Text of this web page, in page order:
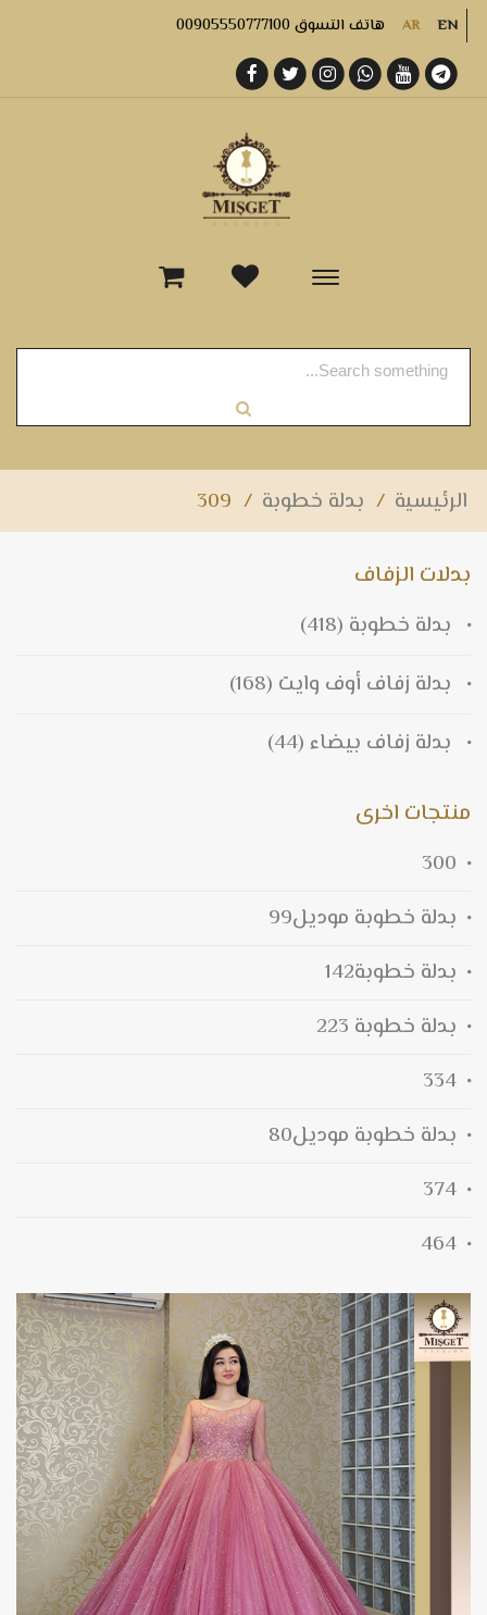
AR EN هاتف التسوق 00905550777100
-
الرئيسية / بدلة خطوبة /
309
بدلات الزفاف
بدلة خطوبة (418)
بدلة زفاف أوف وايت (168)
بدلة زفاف بيضاء (44)
منتجات اخرى
300
بدلة خطوبة موديل99
بدلة خطوبة142
بدلة خطوبة 223
334
بدلة خطوبة موديل80
374
464